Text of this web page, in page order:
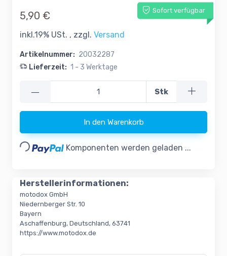
Sofort verfügbar
5,90 €
inkl.19% USt. , zzgl. Versand
Artikelnummer: 20032287
Lieferzeit: 1 - 3 Werktage
— Stk
In den Warenkorb
Loading... Komponenten werden geladen ...
Herstellerinformationen:
motodox GmbH
Niedernberger Str. 10
Bayern
Aschaffenburg, Deutschland, 63741
https://www.motodox.de